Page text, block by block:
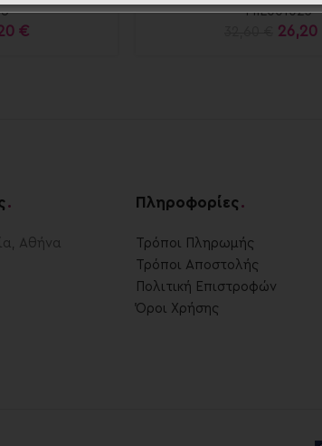
€
MIL001023
26,20
.
Αθήνα
Πληροφορίες .
Τρόποι Πληρωμής
Τρόποι Αποστολής
Πολιτική Επιστροφών
Όροι Χρήσης